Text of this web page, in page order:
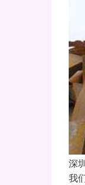
深
我